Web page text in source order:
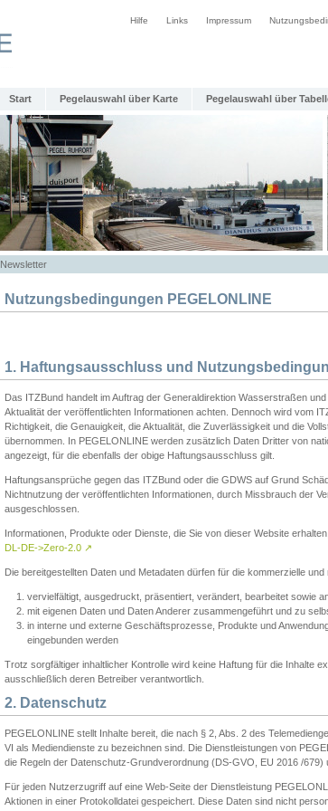
Hilfe Links Impressum
Start Pegelauswahl über Karte Pegelauswahl über
Newsletter
Nutzungsbedingungen PEGELONLINE
1. Haftungsausschluss und
Das ITZBund handelt im Auftrag der Generaldirektion Wasserstraßen
Aktualität der veröffentlichten Informationen achten. Dennoch wird vom
Richtigkeit, die Genauigkeit, die Aktualität, die Zuverlässigkeit und die
übernommen. In PEGELONLINE werden zusätzlich Daten Dritter von
angezeigt, für die ebenfalls der obige Haftungsausschluss gilt.
Haftungsansprüche gegen das ITZBund oder die GDWS auf Grund
Nichtnutzung der veröffentlichten Informationen, durch Missbrauch der
ausgeschlossen.
Informationen, Produkte oder Dienste, die Sie von dieser Website
DL-DE->Zero-2.0 ↗
Die bereitgestellten Daten und Metadaten dürfen für die kommerzielle
vervielfältigt, ausgedruckt, präsentiert, verändert, bearbeitet sowie
mit eigenen Daten und Daten Anderer zusammengeführt und zu
in interne und externe Geschäftsprozesse, Produkte und
eingebunden werden
Trotz sorgfältiger inhaltlicher Kontrolle wird keine Haftung für die Inhalte
ausschließlich deren Betreiber verantwortlich.
2. Datenschutz
PEGELONLINE stellt Inhalte bereit, die nach § 2, Abs. 2 des
VI als Mediendienste zu bezeichnen sind. Die Dienstleistungen von
die Regeln der Datenschutz-Grundverordnung (DS-GVO, EU 2016 /679)
Für jeden Nutzerzugriff auf eine Web-Seite der Dienstleistung
Aktionen in einer Protokolldatei gespeichert. Diese Daten sind nicht